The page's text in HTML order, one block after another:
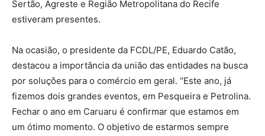
Sertão, Agreste e Região Metropolitana do Recife
estiveram presentes.
Na ocasião, o presidente da FCDL/PE, Eduardo Catão,
destacou a importância da união das entidades na busca
por soluções para o comércio em geral. “Este ano, já
fizemos dois grandes eventos, em Pesqueira e Petrolina.
Fechar o ano em Caruaru é confirmar que estamos em
um ótimo momento. O objetivo de estarmos sempre